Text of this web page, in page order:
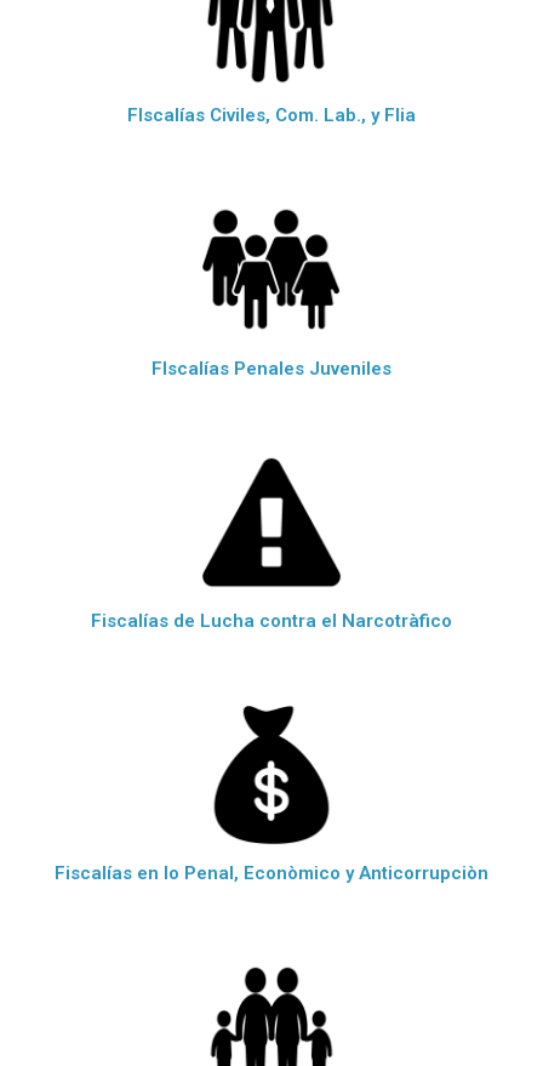
FIscalías Civiles, Com. Lab., y Flia
FIscalías Penales Juveniles
Fiscalías de Lucha contra el Narcotràfico
Fiscalías en lo Penal, Econòmico y Anticorrupciòn